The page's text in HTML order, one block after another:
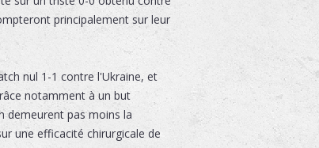
principalement sur leur
nul 1-1 contre l'Ukraine, et
notamment à un but
demeurent pas moins la
une efficacité chirurgicale de